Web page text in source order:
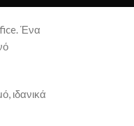
Ένα
ιδανικά